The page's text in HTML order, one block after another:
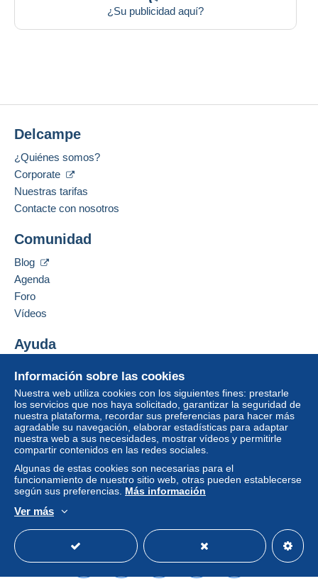
¿Su publicidad aquí?
Información sobre las cookies
Nuestra web utiliza cookies con los siguientes fines: prestarle
los servicios que nos haya solicitado, garantizar la seguridad de
nuestra plataforma, recordar sus preferencias para hacer más
agradable su navegación, elaborar estadísticas para adaptar
nuestra web a sus necesidades, mostrar vídeos y permitirle
compartir contenidos en las redes sociales.
Algunas de estas cookies son necesarias para el
funcionamiento de nuestro sitio web, otras pueden establecerse
según sus preferencias. Más información
Ver más
Delcampe
¿Quiénes somos?
Corporate
Nuestras tarifas
Contacte con nosotros
Comunidad
Blog
Agenda
Foro
Vídeos
Ayuda
Comprar en Delcampe
Vender en Delcampe
Una página securizada